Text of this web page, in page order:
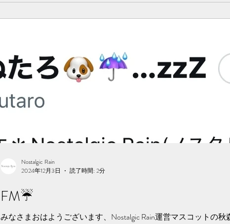
FM☔️
みなさまおはようございます、Nostalgic Rain運営マスコットの秋
Nostalgic Rain
2024年12月3日
読了時間: 2分